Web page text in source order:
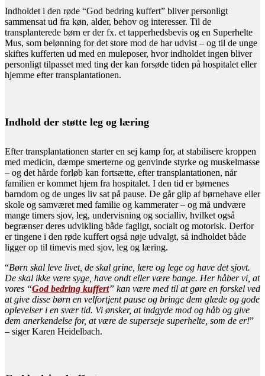
Indholdet i den røde “God bedring kuffert” bliver personligt
sammensat ud fra køn, alder, behov og interesser. Til de
transplanterede børn er der fx. et tapperhedsbevis og en Superhelte
Mus, som belønning for det store mod de har udvist – og til de unge
skiftes kufferten ud med en muleposer, hvor indholdet ingen bliver
personligt tilpasset med ting der kan forsøde tiden på hospitalet eller
hjemme efter transplantationen.
Indhold der støtte leg og læring
Efter transplantationen starter en sej kamp for, at stabilisere kroppen
med medicin, dæmpe smerterne og genvinde styrke og muskelmasse
– og det hårde forløb kan fortsætte, efter transplantationen, når
familien er kommet hjem fra hospitalet. I den tid er børnenes
barndom og de unges liv sat på pause. De går glip af børnehave eller
skole og samværet med familie og kammerater – og må undvære
mange timers sjov, leg, undervisning og socialliv, hvilket også
begrænser deres udvikling både fagligt, socialt og motorisk. Derfor
er tingene i den røde kuffert også nøje udvalgt, så indholdet både
ligger op til timevis med sjov, leg og læring.
“Børn skal leve livet, de skal grine, lære og lege og have det sjovt.
De skal ikke være syge, have ondt eller være bange. Her håber vi, at
vores “God bedring kuffert” kan være med til at gøre en forskel ved
at give disse børn en velfortjent pause og bringe dem glæde og gode
oplevelser i en svær tid. Vi ønsker, at indgyde mod og håb og give
dem anerkendelse for, at være de superseje superhelte, som de er!”
– siger Karen Heidelbach.